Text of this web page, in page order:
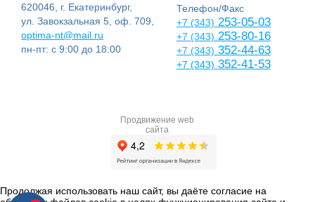
620046, г. Екатеринбург,
ул. Завокзальная 5, оф. 709,
optima-nt@mail.ru
пн-пт: с 9:00 до 18:00
Телефон/Факс
+7 (343) 253-05-03
+7 (343) 253-80-16
+7 (343) 352-44-63
+7 (343) 352-41-53
Продвижение web
сайта
Продолжая использовать наш сайт, вы даёте согласие на